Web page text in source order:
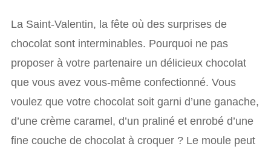
La Saint-Valentin, la fête où des surprises de
chocolat sont interminables. Pourquoi ne pas
proposer à votre partenaire un délicieux chocolat
que vous avez vous-même confectionné. Vous
voulez que votre chocolat soit garni d’une ganache,
d’une crème caramel, d’un praliné et enrobé d’une
fine couche de chocolat à croquer ? Le moule peut